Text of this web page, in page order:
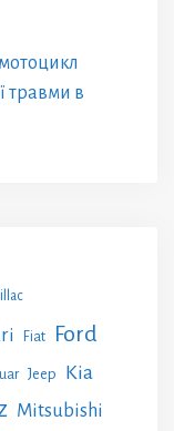
травми в
Fiat Ford
Jeep Kia
Mitsubishi